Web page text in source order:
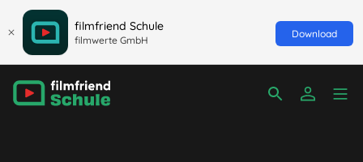
filmfriend Schule
filmwerte GmbH
Download